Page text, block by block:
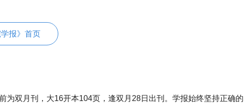
报》首页
为双月刊，大16开本104页，逢双月28日出刊。学报始终坚持正确的